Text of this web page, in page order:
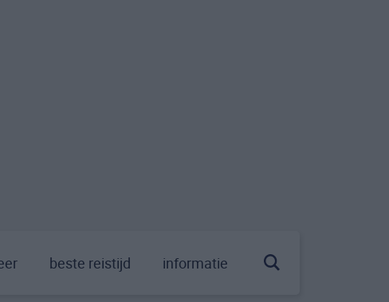
beste reistijd informatie